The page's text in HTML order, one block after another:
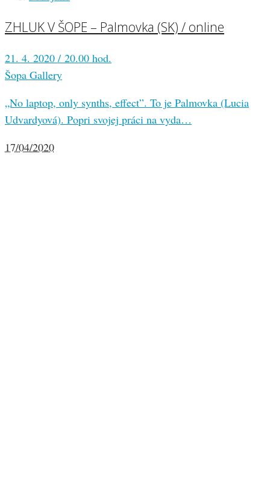
ZHLUK V ŠOPE – Palmovka (SK) / online
21. 4. 2020 / 20.00 hod.
Šopa Gallery
„No laptop, only synths, effect”. To je Palmovka (Lucia
Udvardyová). Popri svojej práci na vyda…
17/04/2020